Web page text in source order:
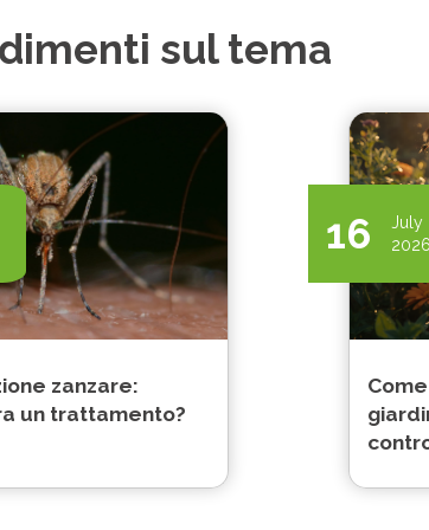
sul tema
zanzare:
un trattamento?
16
July
2026